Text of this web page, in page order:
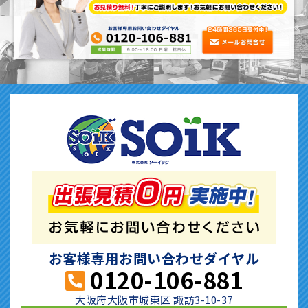
お客様専用お問い合わせダイヤル
0120-106-881
大阪府大阪市城東区 諏訪3-10-37